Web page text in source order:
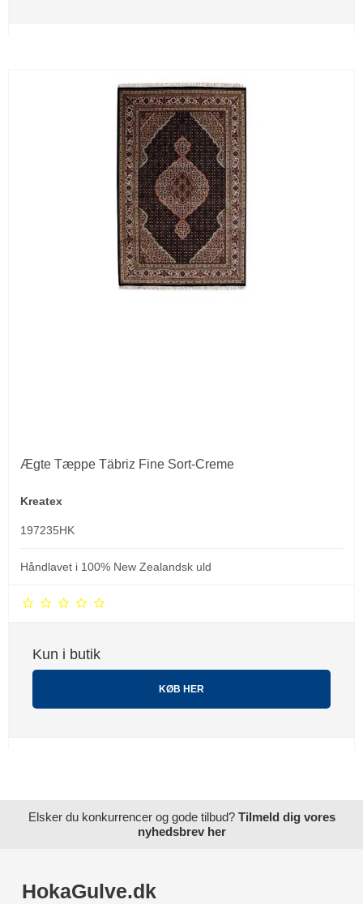
Ægte Tæppe Täbriz Fine Sort-Creme
Kreatex
197235HK
Håndlavet i 100% New Zealandsk uld
Kun i butik
KØB HER
Elsker du konkurrencer og gode tilbud? Tilmeld dig vores
nyhedsbrev her
HokaGulve.dk